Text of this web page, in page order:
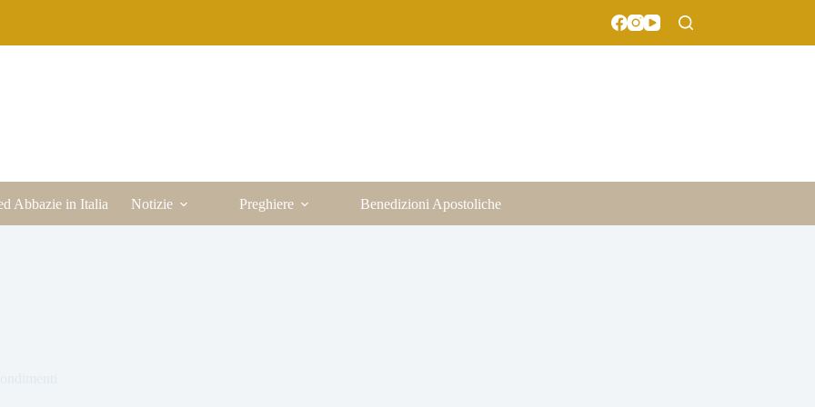
Abbazie in Italia Notizie Preghiere Benedizioni Apostoliche